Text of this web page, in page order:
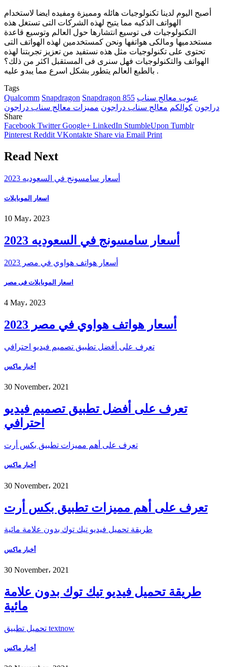
أصبح اليوم لدينا تكنولوجيات هائله ومميزة ومفيده ايضا لاستخدام
الهواتف الذكيه مما يتيح لهذه الشركات التى تستغل هذه
التكنولوجيات فى توسيع انتشارها حول العالم وتوسيع قاعدة
مستخدميها ومالكى هواتفها ونحن كمستخدمين لهذه الهواتف التى
تحتوى على تكنولوجيات مثل هذه نستفيد من تعزيز تجربتنا لهذه
الهواتف والتكنولوجيات فهل سنرى فى المستقبل اكثر من ذلك؟
بالطبع العالم يتطور بشكل اسرع مما يبدو عليه .
Tags
Qualcomm Snapdragon Snapdragon 855 عيوب معالج سناب
دراجون كوالكم معالج سناب دراجون مميزات معالج سناب دراجون
Share
Facebook Twitter Google+ LinkedIn StumbleUpon Tumblr
Pinterest Reddit VKontakte Share via Email Print
Read Next
أسعار سامسونج في السعوديه 2023
اسعار الموبايلات
10 May، 2023
أسعار سامسونج في السعوديه 2023
أسعار هواتف هواوي في مصر 2023
اسعار الموبايلات فى مصر
4 May، 2023
أسعار هواتف هواوي في مصر 2023
تعرف على أفضل تطبيق تصميم فيديو احترافي
أخبار ماكس
30 November، 2021
تعرف على أفضل تطبيق تصميم فيديو
احترافي
تعرف على أهم مميزات تطبيق بكس أرت
أخبار ماكس
30 November، 2021
تعرف على أهم مميزات تطبيق بكس أرت
طريقة تحميل فيديو تيك توك بدون علامة مائية
أخبار ماكس
30 November، 2021
طريقة تحميل فيديو تيك توك بدون علامة
مائية
تحميل تطبيق textnow
أخبار ماكس